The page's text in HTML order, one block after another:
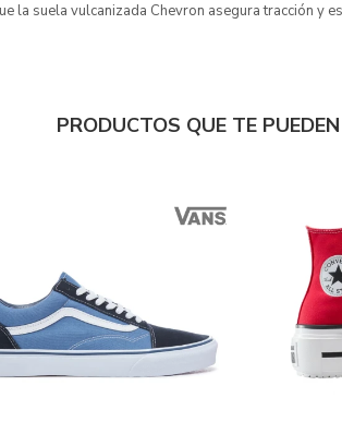
la suela vulcanizada Chevron asegura tracción y
PRODUCTOS QUE TE